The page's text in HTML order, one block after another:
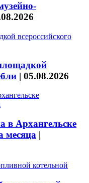
| 05.08.2026
в Архангельске
месяца |